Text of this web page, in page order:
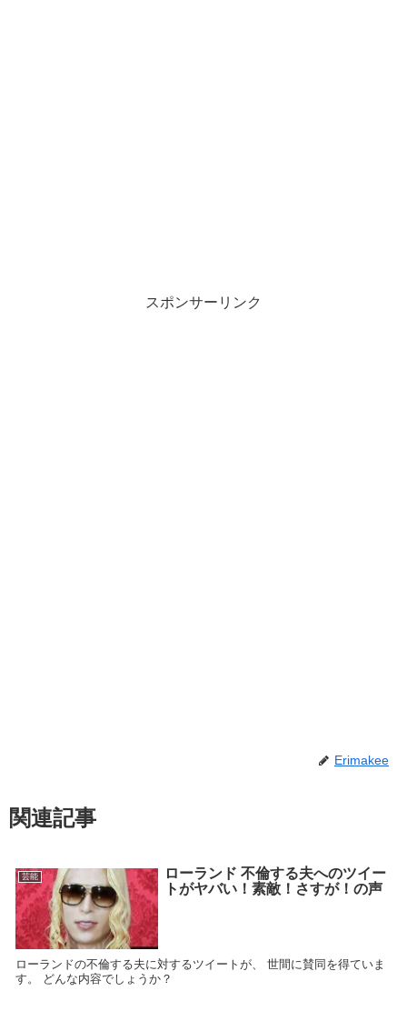
スポンサーリンク
Erimakee
関連記事
芸能
ローランド 不倫する夫へのツイー
トがヤバい！素敵！さすが！の声
ローランドの不倫する夫に対するツイートが、 世間に賛同を得ていま
す。 どんな内容でしょうか？